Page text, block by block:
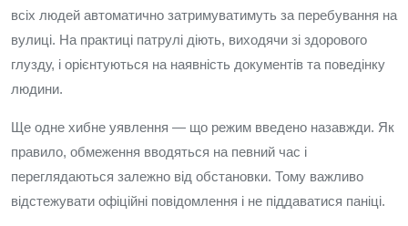
всіх людей автоматично затримуватимуть за перебування на
вулиці. На практиці патрулі діють, виходячи зі здорового
глузду, і орієнтуються на наявність документів та поведінку
людини.
Ще одне хибне уявлення — що режим введено назавжди. Як
правило, обмеження вводяться на певний час і
переглядаються залежно від обстановки. Тому важливо
відстежувати офіційні повідомлення і не піддаватися паніці.